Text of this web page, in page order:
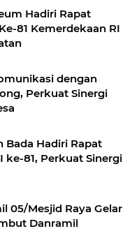
Hadiri Rapat
81 Kemerdekaan RI
dengan
Perkuat Sinergi
Bada Hadiri Rapat
ke-81, Perkuat Sinergi
05/Mesjid Raya Gelar
Danramil